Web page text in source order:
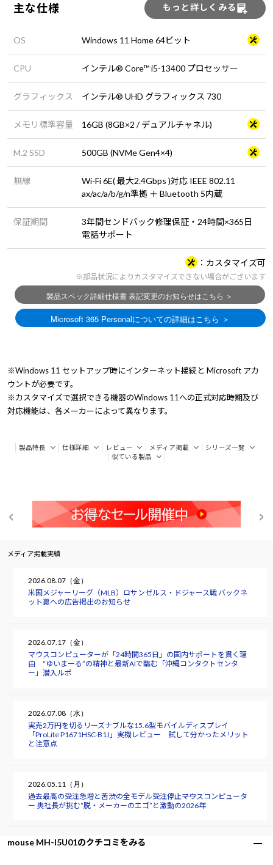
主な仕様 もっと詳しくみる
OS Windows 11 Home 64ビット
CPU インテル® Core™ i5-13400 プロセッサー
グラフィックス インテル® UHD グラフィックス 730
メモリ標準容量 16GB (8GB×2 / デュアルチャネル)
M.2 SSD 500GB (NVMe Gen4×4)
無線
Wi-Fi 6E( 最大2.4Gbps )対応 IEEE 802.11
ax/ac/a/b/g/n準拠 ＋ Bluetooth 5内蔵
保証期間
3年間センドバック修理保証・24時間×365日
電話サポート
カスタマイズ可
※部品状況によりカスタマイズできない場合がございます
※Windows 11 セットアップ時にインターネット接続と Microsoft アカ
ウントが必要です。
※カスタマイズで選択できる機器のWindows 11への正式対応時期及び
対応機能は、各メーカーによって異なります。
製品特長 仕様詳細 レビュー メディア掲載
シリーズ一覧
似ている製品
メディア掲載実績
2026.08.07（金）
米国メジャーリーグ（MLB）ロサンゼルス・ドジャース戦 バックネ
ット裏への広告掲出のお知らせ
2026.07.17（金）
マウスコンピューターが「24時間365日」の国内サポートを貫く理
由 “ゆいまーる”の精神と最新AIで臨む「沖縄コンタクトセンタ
ー」潜入ルポ
2026.07.08（水）
実売2万円を切るリーズナブルな15.6型モバイルディスプレイ
「ProLite P1671HSC-B1J」実機レビュー 試して分かったメリット
と注意点
2026.05.11（月）
過去最高の受注急増と苦渋の全モデル受注停止――マウスコンピュータ
ー 軣社長が挑む“脱・メーカーのエゴ”と激動の2026年
mouse MH-I5U01のクチコミをみる